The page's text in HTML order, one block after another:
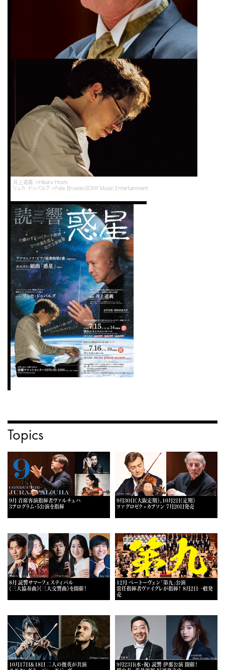
井上道義：©Hikaru Hoshi
リュカ・ドゥバルグ：©Felix Broede-SONY Music Entertainment
Topics
9月 首席客演指揮者ヴァルチュハ
3プログラム・5公演を指揮
9月30日《大阪定期》、10月2日《定期》
ツァグロゼク×カプソン 7月20日発売
8月 読響サマーフェスティバル
《三大協奏曲》《三大交響曲》を開催！
12月 ベートーヴェン「第九」公演
常任指揮者ヴァイグレが指揮！ 8月2日一般発
売
10月17日＆18日 二人の俊英が共演
9月23日(水・祝) 読響 伊那公演 開催！